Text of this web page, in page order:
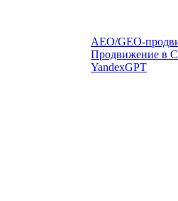
AEO/GEO-
Продвижение в
YandexGPT